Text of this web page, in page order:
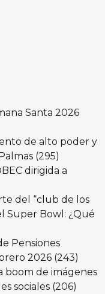
Santa 2026
de alto poder y
(295)
dirigida a
del “club de los
Super Bowl: ¿Qué
Pensiones
2026 (243)
boom de imágenes
sociales (206)